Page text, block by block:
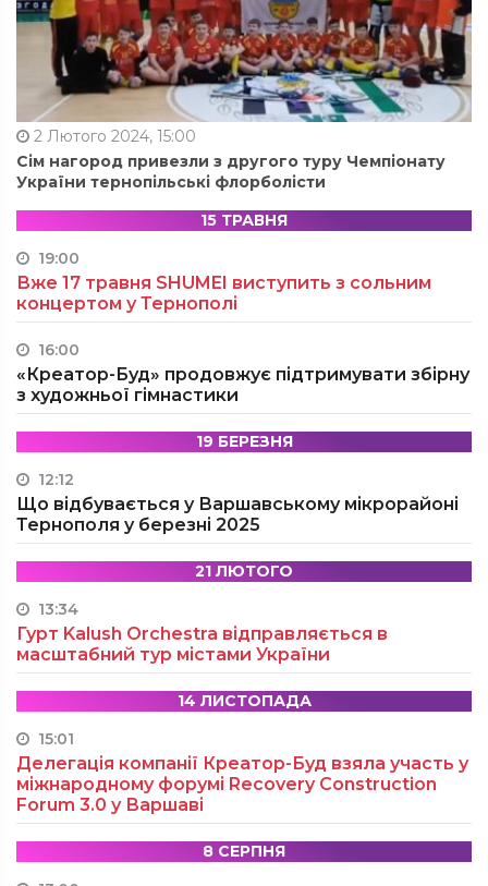
2 Лютого 2024, 15:00
Сім нагород привезли з другого туру Чемпіонату
України тернопільські флорболісти
15 ТРАВНЯ
19:00
Вже 17 травня SHUMEI виступить з сольним
концертом у Тернополі
16:00
«Креатор-Буд» продовжує підтримувати збірну
з художньої гімнастики
19 БЕРЕЗНЯ
12:12
Що відбувається у Варшавському мікрорайоні
Тернополя у березні 2025
21 ЛЮТОГО
13:34
Гурт Kalush Orchestra відправляється в
масштабний тур містами України
14 ЛИСТОПАДА
15:01
Делегація компанії Креатор-Буд взяла участь у
міжнародному форумі Recovery Construction
Forum 3.0 у Варшаві
8 СЕРПНЯ